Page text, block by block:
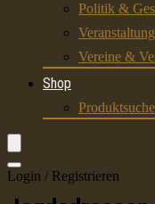
Politik &
Vereine &
Shop
Produktsuche
Login / Registrieren